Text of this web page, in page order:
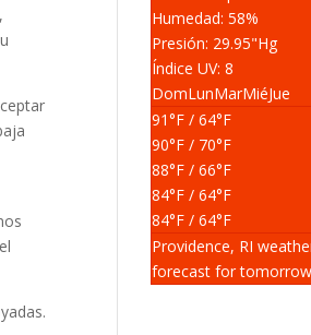
Humedad: 58%
Presión: 29.95"Hg
Índice UV: 8
DomLunMarMiéJue
91°F / 64°F
90°F / 70°F
88°F / 66°F
84°F / 64°F
84°F / 64°F
Providence, RI
forecast for